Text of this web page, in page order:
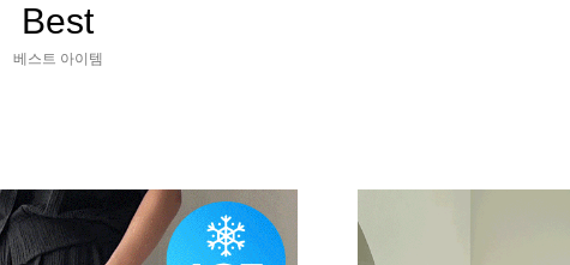
Best
베스트 아이템